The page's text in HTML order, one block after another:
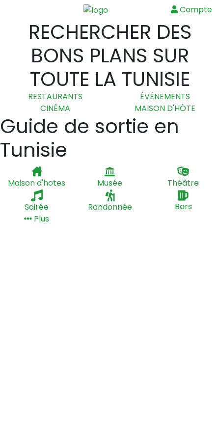
Compte
RECHERCHER DES
BONS PLANS SUR
TOUTE LA TUNISIE
RESTAURANTS
ÉVÉNEMENTS
CINÉMA
MAISON D'HÔTE
Guide de sortie en
Tunisie
Maison d'hotes Musée Théâtre
Soirée Randonnée
Bars
Plus